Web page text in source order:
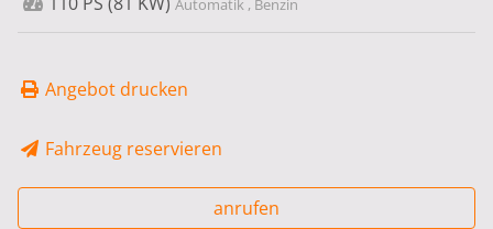
Automatik , Benzin
Angebot drucken
Fahrzeug reservieren
anrufen